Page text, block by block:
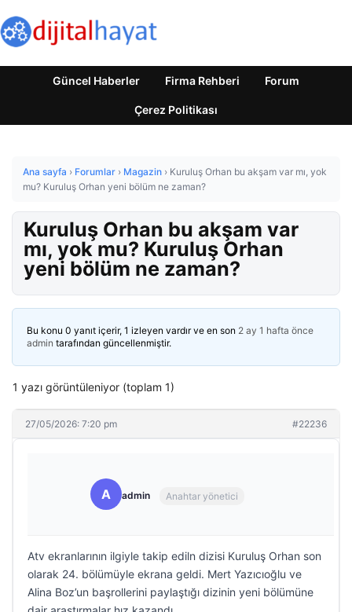
Güncel Haberler Firma Rehberi Forum
Çerez Politikası
Ana sayfa › Forumlar › Magazin › Kuruluş Orhan bu akşam var mı, yok
mu? Kuruluş Orhan yeni bölüm ne zaman?
Kuruluş Orhan bu akşam var
mı, yok mu? Kuruluş Orhan
yeni bölüm ne zaman?
Bu konu 0 yanıt içerir, 1 izleyen vardır ve en son 2 ay 1 hafta önce
admin tarafından güncellenmiştir.
1 yazı görüntüleniyor (toplam 1)
27/05/2026: 7:20 pm #22236
A admin Anahtar yönetici
Atv ekranlarının ilgiyle takip ediln dizisi Kuruluş Orhan son
olarak 24. bölümüyle ekrana geldi. Mert Yazıcıoğlu ve
Alina Boz’un başrollerini paylaştığı dizinin yeni bölümüne